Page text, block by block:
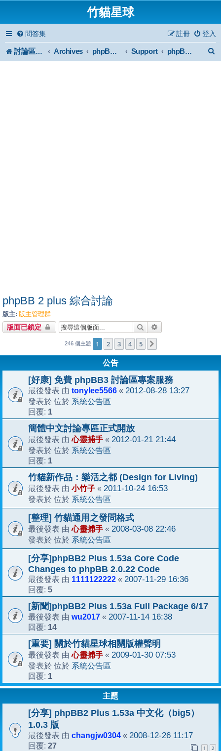
竹貓星球
問答集 登入
註冊
討論區首頁 Archives phpBB2 Forum Archive Support phpBB 2 plus 綜合討論
phpBB 2 plus 綜合討論
版主: 版主管理群
版面已鎖定 搜尋
246 個主題 1 2 3 4 5
公告
[好康] 免費 phpBB3 討論區專案服務
最後發表 由 tonylee5566 « 2012-08-28 13:27
發表於 位於 系統公告區
回覆: 1
簡體中文討論專區正式開放
最後發表 由心靈捕手 « 2012-01-21 21:44
發表於 位於 系統公告區
回覆: 1
竹貓新作品：樂活之都 (Design for Living)
最後發表 由 小竹子 « 2011-10-24 16:53
發表於 位於 系統公告區
[整理] 竹貓通用之發問格式
最後發表 由心靈捕手 « 2008-03-08 22:46
發表於 位於 系統公告區
[分享]phpBB2 Plus 1.53a Core Code
Changes to phpBB 2.0.22 Code
最後發表 由 1111122222 « 2007-11-29 16:36
回覆: 5
[新聞]phpBB2 Plus 1.53a Full Package 6/17
最後發表 由 wu2017 « 2007-11-14 16:38
回覆: 14
[重要] 關於竹貓星球相關版權聲明
最後發表 由心靈捕手 « 2009-01-30 07:53
發表於 位於 系統公告區
回覆: 1
主題
[分享] phpBB2 Plus 1.53a 中文化（big5）
1.0.3 版
最後發表 由 changjw0304 « 2008-12-26 11:17
回覆: 27 1 2